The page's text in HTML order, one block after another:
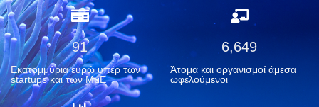
Εκατομμύρια ευρώ υπέρ των
startups και των MμΕ
100
Άτομα και οργανισμοί άμεσα
ωφελούμενοι
9,183